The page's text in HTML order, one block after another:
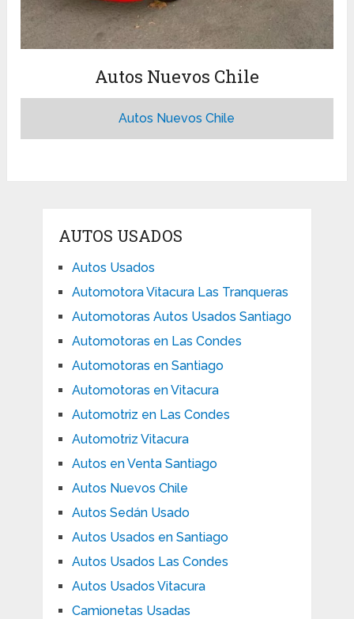
Autos Nuevos Chile
Autos Nuevos Chile
AUTOS USADOS
Autos Usados
Automotora Vitacura Las Tranqueras
Automotoras Autos Usados Santiago
Automotoras en Las Condes
Automotoras en Santiago
Automotoras en Vitacura
Automotriz en Las Condes
Automotriz Vitacura
Autos en Venta Santiago
Autos Nuevos Chile
Autos Sedán Usado
Autos Usados en Santiago
Autos Usados Las Condes
Autos Usados Vitacura
Camionetas Usadas